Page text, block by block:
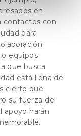
en
contactos con
para
equipos
que busca
está llena de
cierto que
su fuerza de
apoyo harán